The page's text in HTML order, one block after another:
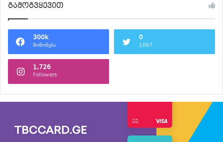
გამოგვყევით
300k
მოწონება
0
1067
1,726
Followers